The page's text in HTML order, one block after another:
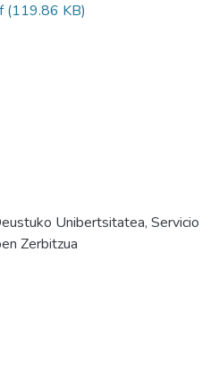
(119.86 KB)
Unibertsitatea, Servicio
Zerbitzua